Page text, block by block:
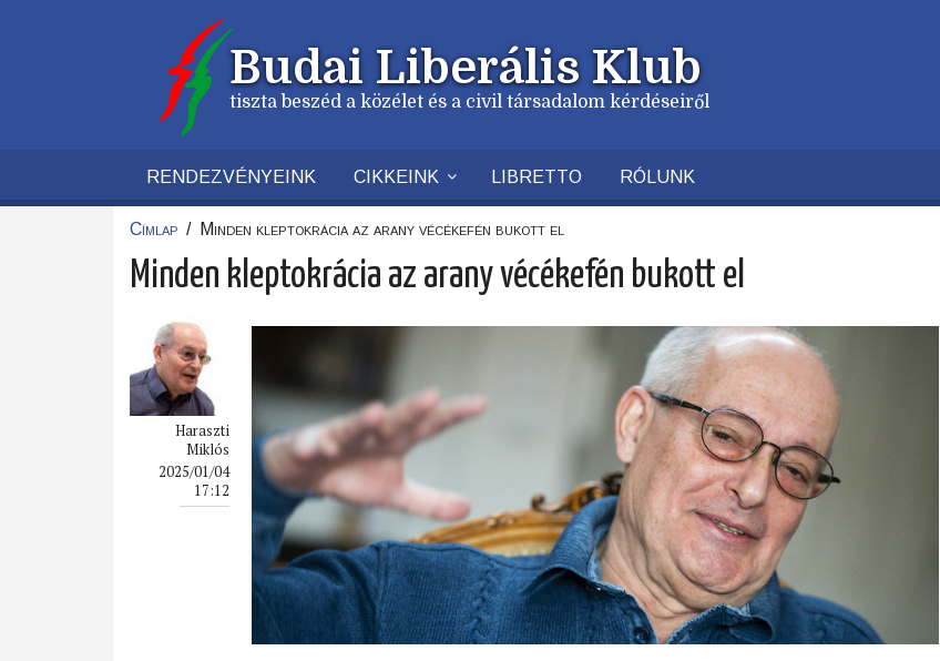
Budai Liberális Klub
tiszta beszéd a közélet és a civil társadalom kérdéseiről
RENDEZVÉNYEINK CIKKEINK LIBRETTO RÓLUNK
Címlap / Minden kleptokrácia az arany vécékefén bukott el
Minden kleptokrácia az arany vécékefén bukott el
Haraszti
Miklós
2025/01/04
17:12